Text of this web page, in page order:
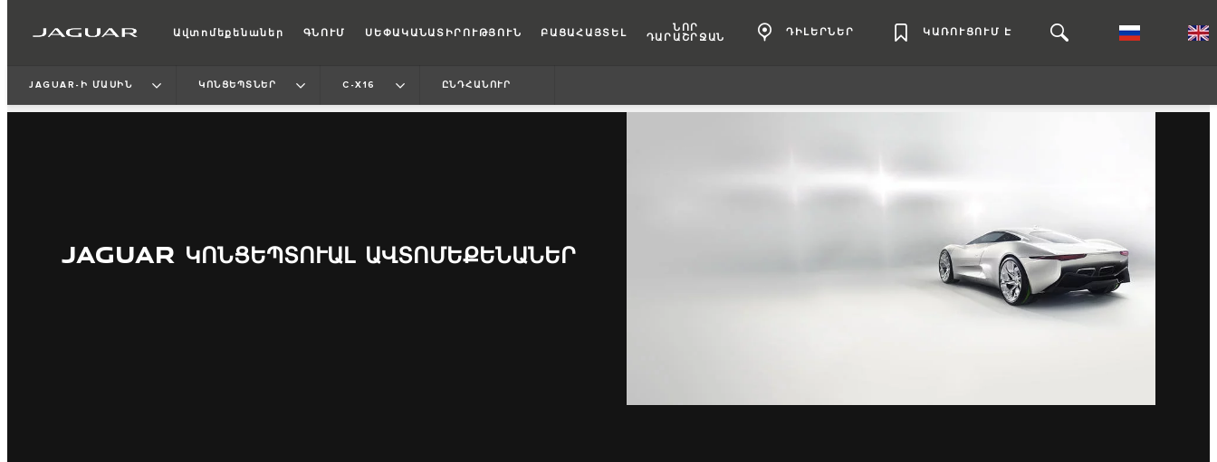
Ավտոմեքենաներ ԳՆՈՒՄ ՍԵՓԱԿԱՆԱՏԻՐՈՒԹՅՈՒՆ ԲԱՑԱՀԱՅՏԵԼ
ՆՈՐ
ԴԱՐԱՇՐՋԱՆ
ԴԻԼԵՐՆԵՐ ԿԱՌՈՒՑՈՒՄ Է
JAGUAR-Ի ՄԱՍԻՆ ԿՈՆՑԵՊՏՆԵՐ C-X16 ԸՆԴՀԱՆՈՒՐ
JAGUAR ԿՈՆՑԵՊՏՈՒԱԼ ԱՎՏՈՄԵՔԵՆԱՆԵՐ